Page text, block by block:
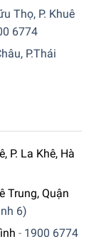
các bát đĩa
nhà và cần
Thọ, P. Khuê
6774
P.Thái
P. La Khê, Hà
Trung, Quận
6)
- 1900 6774